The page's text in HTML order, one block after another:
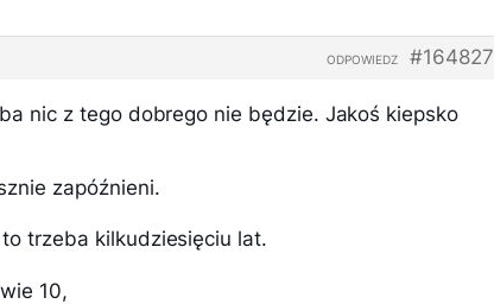
#164827
ODPOWIEDZ
nic z tego dobrego nie będzie. Jakoś kiepsko
zapóźnieni.
trzeba kilkudziesięciu lat.
10,